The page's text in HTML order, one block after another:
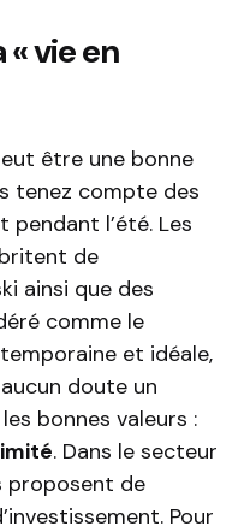
vie en
être une bonne
tenez compte des
l’été. Les
de
ainsi que des
comme le
et idéale,
doute un
bonnes valeurs :
. Dans le secteur
proposent de
Pour